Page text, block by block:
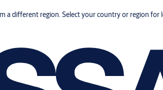
a different region. Select your country or region for